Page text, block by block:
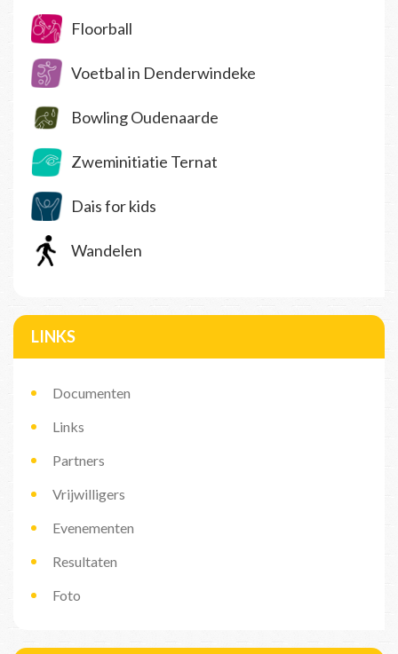
Floorball
Voetbal in Denderwindeke
Bowling Oudenaarde
Zweminitiatie Ternat
Dais for kids
Wandelen
LINKS
Documenten
Links
Partners
Vrijwilligers
Evenementen
Resultaten
Foto